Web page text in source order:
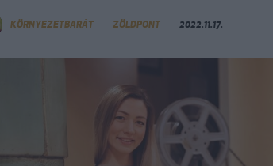
KÖRNYEZETBARÁT ZÖLDPONT 2022.11.17.